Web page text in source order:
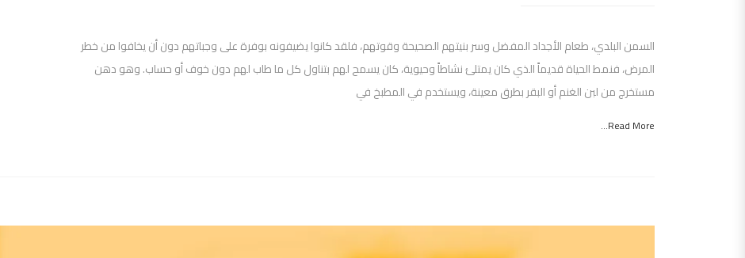
السمن البلدي، طعام الأجداد المفضل وسر بنيتهم الصحيحة وقوتهم، فلقد كانوا يضيفونه بوفرة على وجباتهم دون أن يخافوا من خطر
المرض، فنمط الحياة قديماً الذي كان يمتلئ نشاطاً وحيوية، كان يسمح لهم بتناول كل ما طاب لهم دون خوف أو حساب. وهو دهن
مستخرج من لبن الغنم أو البقر بطرق معينة، ويستخدم في المطبخ في
Read More...